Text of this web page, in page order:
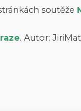
soutěže
. Autor: